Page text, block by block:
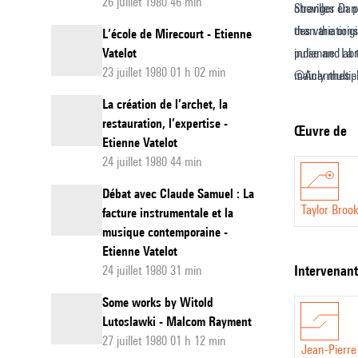
L’école de Mirecourt - Etienne
Vatelot
23 juillet 1980 01 h 02 min
La création de l’archet, la
restauration, l’expertise -
Etienne Vatelot
24 juillet 1980 44 min
Débat avec Claude Samuel : La
facture instrumentale et la
musique contemporaine -
Etienne Vatelot
24 juillet 1980 31 min
Some works by Witold
Lutoslawki - Malcom Rayment
27 juillet 1980 01 h 12 min
chevilles en
des
indienne. La
Stranger
than the
pulse and
mainly
©Acanthes -
Œuvre de
Taylor Brook
Jean-